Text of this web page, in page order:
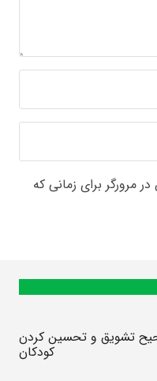
مرورگر برای زمانی که
تشویق و تحسین کردن
کودکان